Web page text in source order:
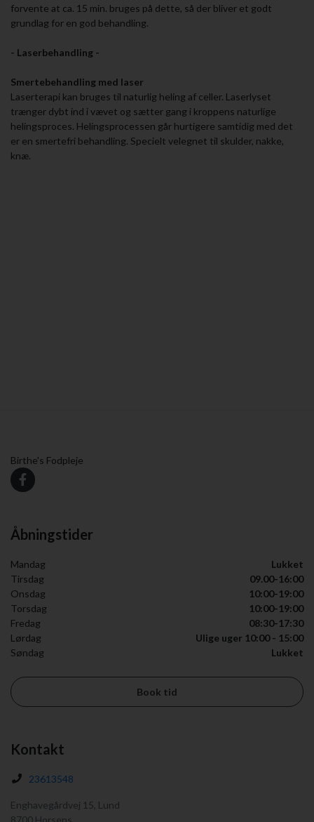
forvente at ca. 15 min. bruges på dette, så der bliver et godt
grundlag for en god behandling.
- Laserbehandling -
Smertebehandling med laser
Laserterapi kan bruges til naturlig heling af celler. Laserlyset
trænger dybt ind i vævet og sætter gang i kroppens naturlige
helingsproces. Helingsprocessen går hurtigere samtidig med det
er en smertefri behandling. Specielt velegnet til skulder, nakke,
knæ.
Birthe's Fodpleje
Åbningstider
Mandag
Lukket
Tirsdag
09.00-16:00
Onsdag
10:00-19:00
Torsdag
10:00-19:00
Fredag
08:30-17:30
Lørdag
Ulige uger 10:00 - 15:00
Søndag
Lukket
Book tid
Kontakt
23613548
Enghavegårdvej 15, Lund
8700 Horsens